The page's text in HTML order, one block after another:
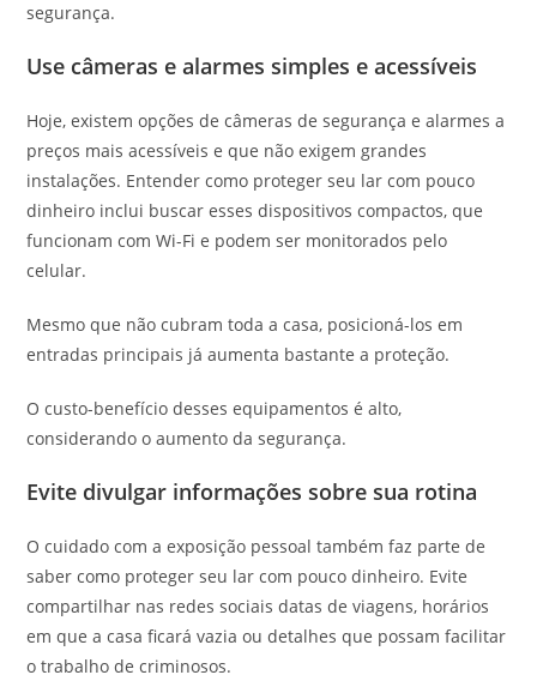
segurança.
Use câmeras e alarmes simples e acessíveis
Hoje, existem opções de câmeras de segurança e alarmes a
preços mais acessíveis e que não exigem grandes
instalações. Entender como proteger seu lar com pouco
dinheiro inclui buscar esses dispositivos compactos, que
funcionam com Wi-Fi e podem ser monitorados pelo
celular.
Mesmo que não cubram toda a casa, posicioná-los em
entradas principais já aumenta bastante a proteção.
O custo-benefício desses equipamentos é alto,
considerando o aumento da segurança.
Evite divulgar informações sobre sua rotina
O cuidado com a exposição pessoal também faz parte de
saber como proteger seu lar com pouco dinheiro. Evite
compartilhar nas redes sociais datas de viagens, horários
em que a casa ficará vazia ou detalhes que possam facilitar
o trabalho de criminosos.